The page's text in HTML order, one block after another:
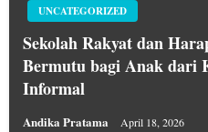
UNCATEGORIZED
Sekolah Rakyat dan
Bermutu bagi Anak dari
Informal
Andika Pratama April 18, 2026